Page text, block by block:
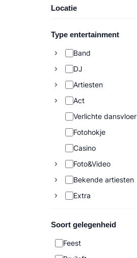
Locatie
Type entertainment
Band
DJ
Artiesten
Act
Verlichte dansvloer
Fotohokje
Casino
Foto&Video
Bekende artiesten
Extra
Soort gelegenheid
Feest